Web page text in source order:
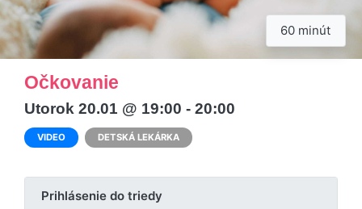
60 minút
Očkovanie
Utorok 20.01 @ 19:00 - 20:00
VIDEO DETSKÁ LEKÁRKA
Prihlásenie do triedy